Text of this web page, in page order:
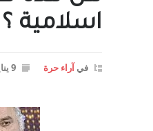
اسلامية ؟
فيآراء حرة 9 يناير، 2013